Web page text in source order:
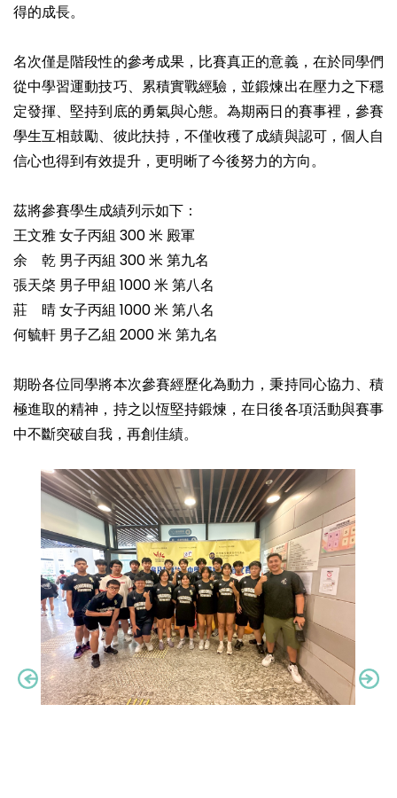
得的成長。
名次僅是階段性的參考成果，比賽真正的意義，在於同學們
從中學習運動技巧、累積實戰經驗，並鍛煉出在壓力之下穩
定發揮、堅持到底的勇氣與心態。為期兩日的賽事裡，參賽
學生互相鼓勵、彼此扶持，不僅收穫了成績與認可，個人自
信心也得到有效提升，更明晰了今後努力的方向。
茲將參賽學生成績列示如下：
王文雅 女子丙組 300 米 殿軍
余 乾 男子丙組 300 米 第九名
張天棨 男子甲組 1000 米 第八名
莊 晴 女子丙組 1000 米 第八名
何毓軒 男子乙組 2000 米 第九名
期盼各位同學將本次參賽經歷化為動力，秉持同心協力、積
極進取的精神，持之以恆堅持鍛煉，在日後各項活動與賽事
中不斷突破自我，再創佳績。